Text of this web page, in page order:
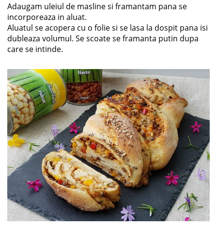
Adaugam uleiul de masline si framantam pana se
incorporeaza in aluat.
Aluatul se acopera cu o folie si se lasa la dospit pana isi
dubleaza volumul. Se scoate se framanta putin dupa
care se intinde.